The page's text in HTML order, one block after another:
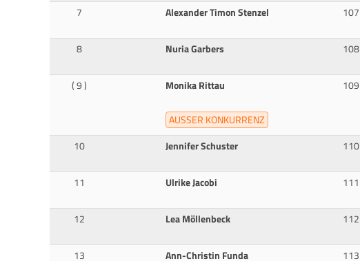
7
Alexander Timon Stenzel 107
8
Nuria Garbers 108
( 9 )
Monika Rittau
AUSSER KONKURRENZ
109
10 Jennifer Schuster 110
11
Ulrike Jacobi 111
12
Lea Möllenbeck 112
13
Ann-Christin Funda 113